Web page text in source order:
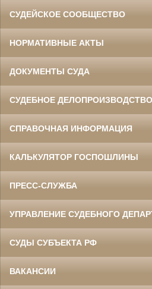
СУДЕЙСКОЕ СООБЩЕСТВО
НОРМАТИВНЫЕ АКТЫ
ДОКУМЕНТЫ СУДА
СУДЕБНОЕ ДЕЛОПРОИЗВОДСТВО
СПРАВОЧНАЯ ИНФОРМАЦИЯ
КАЛЬКУЛЯТОР ГОСПОШЛИНЫ
ПРЕСС-СЛУЖБА
УПРАВЛЕНИЕ СУДЕБНОГО
СУДЫ СУБЪЕКТА РФ
ВАКАНСИИ